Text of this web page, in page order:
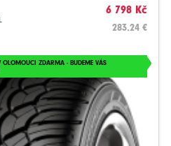
6 798 Kč
283.24 €
OLOMOUCI ZDARMA - BUDEME VÁS